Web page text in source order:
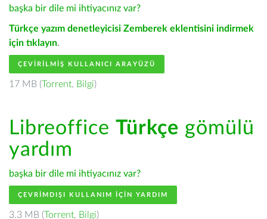
başka bir dile mi ihtiyacınız var?
Türkçe yazım denetleyicisi Zemberek eklentisini indirmek
için tıklayın.
ÇEVIRILMIŞ KULLANICI ARAYÜZÜ
17 MB (Torrent, Bilgi)
Libreoffice Türkçe gömülü
yardım
başka bir dile mi ihtiyacınız var?
ÇEVRIMDIŞI KULLANIM IÇIN YARDIM
3.3 MB (Torrent, Bilgi)